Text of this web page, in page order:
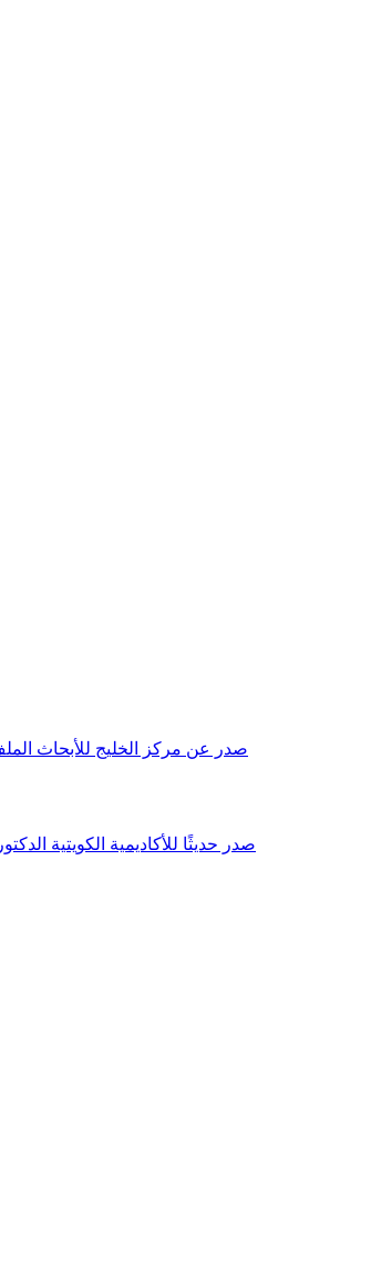
صدر عن مركز الخليج للأبحاث الملف الاستراتيجي السنوي مع بداية عام 2026م، باللغتين
صدر حديثًا للأكاديمية الكويتية